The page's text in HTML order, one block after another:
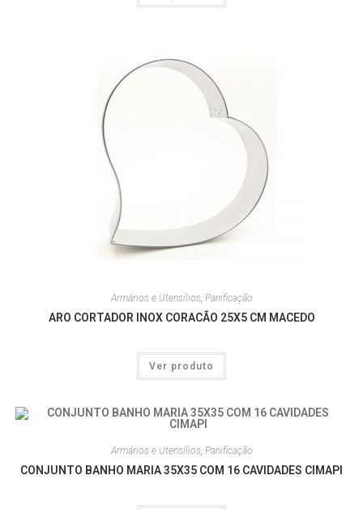
Armários e Utensílios, Panificação
ARO CORTADOR INOX CORACÃO 25X5 CM MACEDO
Ver produto
Armários e Utensílios, Panificação
CONJUNTO BANHO MARIA 35X35 COM 16 CAVIDADES CIMAPI